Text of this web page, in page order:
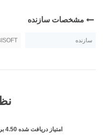
مشخصات سازنده
سازنده
امتیاز دریافت شده 4.50